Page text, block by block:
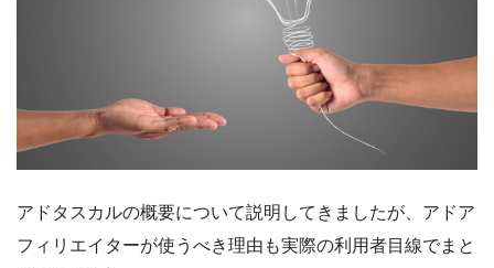
アドタスカルの概要について説明してきましたが、アドア
フィリエイターが使うべき理由も実際の利用者目線でまと